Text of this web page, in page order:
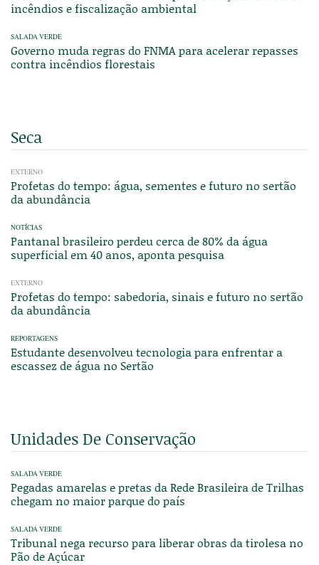
incêndios e fiscalização ambiental
SALADA VERDE
Governo muda regras do FNMA para acelerar repasses
contra incêndios florestais
Seca
EXTERNO
Profetas do tempo: água, sementes e futuro no sertão
da abundância
NOTÍCIAS
Pantanal brasileiro perdeu cerca de 80% da água
superficial em 40 anos, aponta pesquisa
EXTERNO
Profetas do tempo: sabedoria, sinais e futuro no sertão
da abundância
REPORTAGENS
Estudante desenvolveu tecnologia para enfrentar a
escassez de água no Sertão
Unidades De Conservação
SALADA VERDE
Pegadas amarelas e pretas da Rede Brasileira de Trilhas
chegam no maior parque do país
SALADA VERDE
Tribunal nega recurso para liberar obras da tirolesa no
Pão de Açúcar